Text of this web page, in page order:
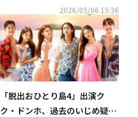
反論…事務所が法的対応へ
2026/05/06 15:36
「脱出おひとり島4」出演ク
ク・ドンホ、過去のいじめ疑惑